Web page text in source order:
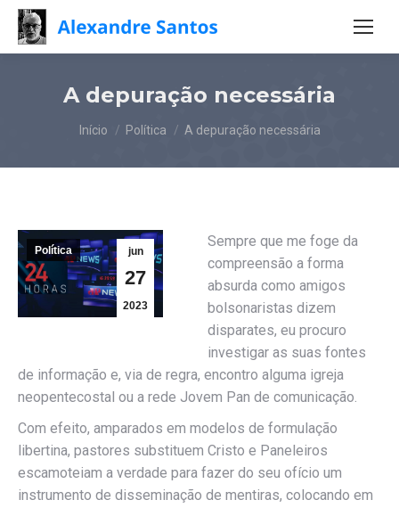
A depuração necessária
Você está aqui:
Início Política A depuração necessária
jun
27
2023
Política
Sempre que me foge da
compreensão a forma
absurda como amigos
bolsonaristas dizem
disparates, eu procuro
investigar as suas fontes
de informação e, via de regra, encontro alguma igreja
neopentecostal ou a rede Jovem Pan de comunicação.
Com efeito, amparados em modelos de formulação
libertina, pastores substituem Cristo e Paneleiros
escamoteiam a verdade para fazer do seu ofício um
instrumento de disseminação de mentiras, colocando em